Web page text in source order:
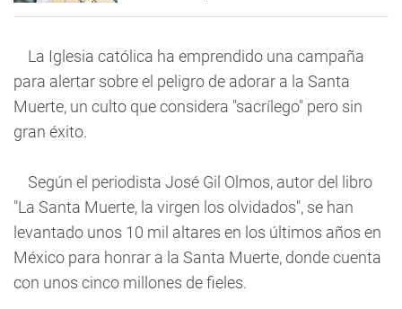
La Iglesia católica ha emprendido una campaña
para alertar sobre el peligro de adorar a la Santa
Muerte, un culto que considera "sacrílego" pero sin
gran éxito.
Según el periodista José Gil Olmos, autor del libro
"La Santa Muerte, la virgen los olvidados", se han
levantado unos 10 mil altares en los últimos años en
México para honrar a la Santa Muerte, donde cuenta
con unos cinco millones de fieles.